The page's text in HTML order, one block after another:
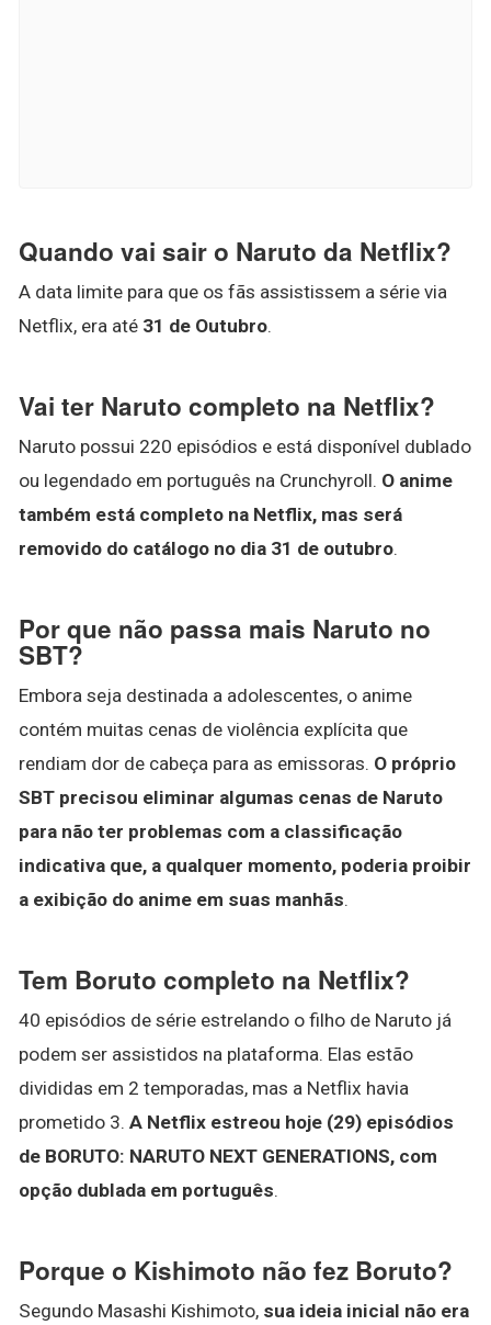
Quando vai sair o Naruto da Netflix?
A data limite para que os fãs assistissem a série via
Netflix, era até 31 de Outubro.
Vai ter Naruto completo na Netflix?
Naruto possui 220 episódios e está disponível dublado
ou legendado em português na Crunchyroll. O anime
também está completo na Netflix, mas será
removido do catálogo no dia 31 de outubro.
Por que não passa mais Naruto no
SBT?
Embora seja destinada a adolescentes, o anime
contém muitas cenas de violência explícita que
rendiam dor de cabeça para as emissoras. O próprio
SBT precisou eliminar algumas cenas de Naruto
para não ter problemas com a classificação
indicativa que, a qualquer momento, poderia proibir
a exibição do anime em suas manhãs.
Tem Boruto completo na Netflix?
40 episódios de série estrelando o filho de Naruto já
podem ser assistidos na plataforma. Elas estão
divididas em 2 temporadas, mas a Netflix havia
prometido 3. A Netflix estreou hoje (29) episódios
de BORUTO: NARUTO NEXT GENERATIONS, com
opção dublada em português.
Porque o Kishimoto não fez Boruto?
Segundo Masashi Kishimoto, sua ideia inicial não era